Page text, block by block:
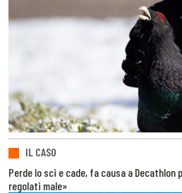
IL CASO
Perde lo sci e cade, fa causa a Decathlon
regolati male»